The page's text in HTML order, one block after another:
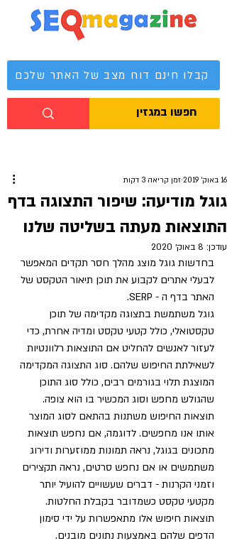
מגזין קידום אתרים
קבלו חינם דוח מצב של האתר שלכם
גוגל מודיעה: שיפור התצוגה בדף
התוצאות מעתה בשליטה שלנו
16 באוק׳ 2019 זמן קריאה 3 דקות
עודכן: 8 באוק׳ 2020
בחדשות גוגל מוצג מהלך חסר תקדים המאפשר
לבעלי אתרים לקבוע את תוכן תיאור הטקסט של
האתר בדף ה - SERP.
גוגל משתמשת בתצוגה מקדימה של תוכן
טקסטואלי, כולל קטעי טקסט ומדיה אחרת, כדי
לעזור לאנשים להחליט אם התוצאות רלוונטיות
לשאילתת החיפוש שלהם. סוג התצוגה המקדימה
המוצגת תלוי בגורמים רבים, כולל סוג התוכן
שהגולש מחפש וסוג המכשיר בו הוא צופה.
תוצאות החיפוש משתנות בהתאם לסוג המוצר
אותו אנו מחפשים. לדוגמה, אם נחפש תוצאות
מתכונים בגוגל, נראה תמונות ממוזערות ודירוג
משתמשים או אם נחפש סרטים, נראה תקצירים
וזמני הקרנות - דברים שעשויים להועיל יותר
מקטעי טקסט כשמדובר בקבלת החלטות.
תוצאות חיפוש אלו מתאפשרות על ידי סימון
הדפים שלהם באמצעות נתונים מובנים.